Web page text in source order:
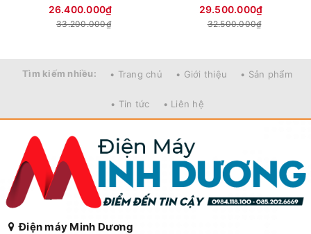
26.400.000₫
33.200.000₫
29.500.000₫
32.500.000₫
Tìm kiếm nhiều: • Trang chủ • Giới thiệu • Sản phẩm
• Tin tức • Liên hệ
Điện máy Minh Dương